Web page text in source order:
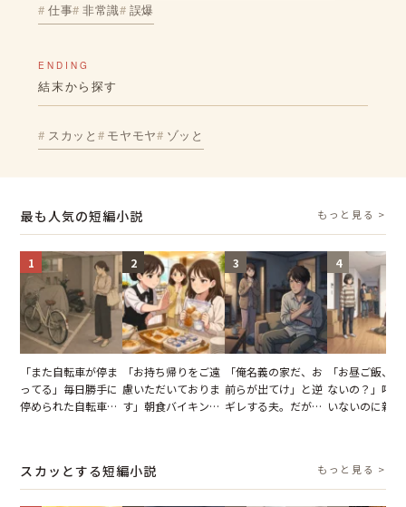
仕事 非常識 誤爆
ENDING
結末から探す
スカッと モヤモヤ ゾッと
最も人気の短編小説 もっと見る >
1
「また自転車が停ま
ってる」毎日勝手に
停められた自転車。
2
「お持ち帰りをご遠
慮いただいておりま
す」朝食バイキング
が一変
3
「俺名義の家だ、お
前らが出てけ」と逆
ギレする夫。だが、
4
「お昼ご飯、
ないの？」呼
いないのに新
スカッとする短編小説 もっと見る >